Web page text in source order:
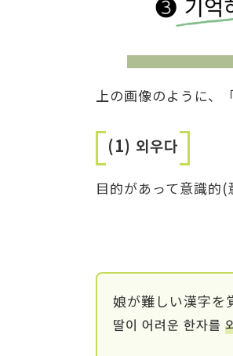
上の画像のように、
(1) 외우다
目的があって意識的(
娘が難しい漢字を
딸이 어려운 한자를